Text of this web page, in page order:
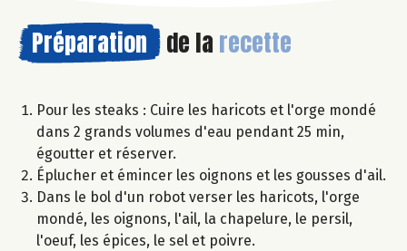
Préparation de la recette
Pour les steaks : Cuire les haricots et l'orge mondé
dans 2 grands volumes d'eau pendant 25 min,
égoutter et réserver.
Éplucher et émincer les oignons et les gousses d'ail.
Dans le bol d'un robot verser les haricots, l'orge
mondé, les oignons, l'ail, la chapelure, le persil,
l'oeuf, les épices, le sel et poivre.